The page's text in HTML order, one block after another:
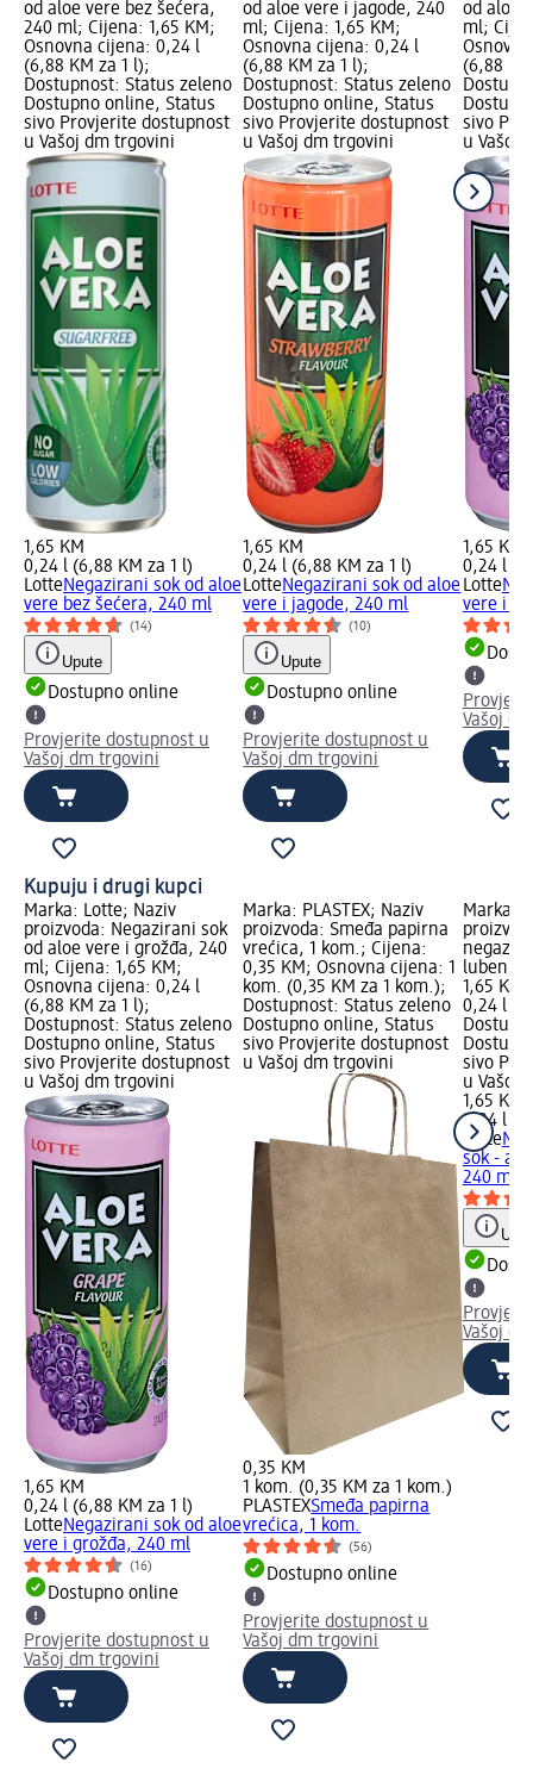
od aloe vere bez šećera,
240 ml; Cijena: 1,65 KM;
Osnovna cijena: 0,24 l
(6,88 KM za 1 l);
Dostupnost: Status zeleno
Dostupno online, Status
sivo Provjerite dostupnost
u Vašoj dm trgovini
1,65 KM
0,24 l (6,88 KM za 1 l)
LotteNegazirani sok od aloe
vere bez šećera, 240 ml
(14)
Upute
Dostupno online
Provjerite dostupnost u
Vašoj dm trgovini
od aloe vere i jagode, 240
ml; Cijena: 1,65 KM;
Osnovna cijena: 0,24 l
(6,88 KM za 1 l);
Dostupnost: Status zeleno
Dostupno online, Status
sivo Provjerite dostupnost
u Vašoj dm trgovini
1,65 KM
0,24 l (6,88 KM za 1 l)
LotteNegazirani sok od aloe
vere i jagode, 240 ml
(10)
Upute
Dostupno online
Provjerite dostupnost u
Vašoj dm trgovini
od aloe
ml;
(6,88
sivo
u Vašoj
1,65 KM
0,24 l
Lotte
vere i
Vašoj
Kupuju i drugi kupci
Marka: Lotte; Naziv
proizvoda: Negazirani sok
od aloe vere i grožđa, 240
ml; Cijena: 1,65 KM;
Osnovna cijena: 0,24 l
(6,88 KM za 1 l);
Dostupnost: Status zeleno
Dostupno online, Status
sivo Provjerite dostupnost
u Vašoj dm trgovini
1,65 KM
0,24 l (6,88 KM za 1 l)
LotteNegazirani sok od aloe
vere i grožđa, 240 ml
(16)
Dostupno online
Provjerite dostupnost u
Vašoj dm trgovini
Marka: PLASTEX; Naziv
proizvoda: Smeđa papirna
vrećica, 1 kom.; Cijena:
0,35 KM; Osnovna cijena: 1
kom. (0,35 KM za 1 kom.);
Dostupnost: Status zeleno
Dostupno online, Status
sivo Provjerite dostupnost
u Vašoj dm trgovini
0,35 KM
1 kom. (0,35 KM za 1 kom.)
PLASTEXSmeđa papirna
vrećica, 1 kom.
(56)
Dostupno online
Provjerite dostupnost u
Vašoj dm trgovini
Marka:
1,65
0,24 l
sivo
u Vašoj
1,65 KM
0,24 l
Lotte
sok -
240 ml
Vašoj